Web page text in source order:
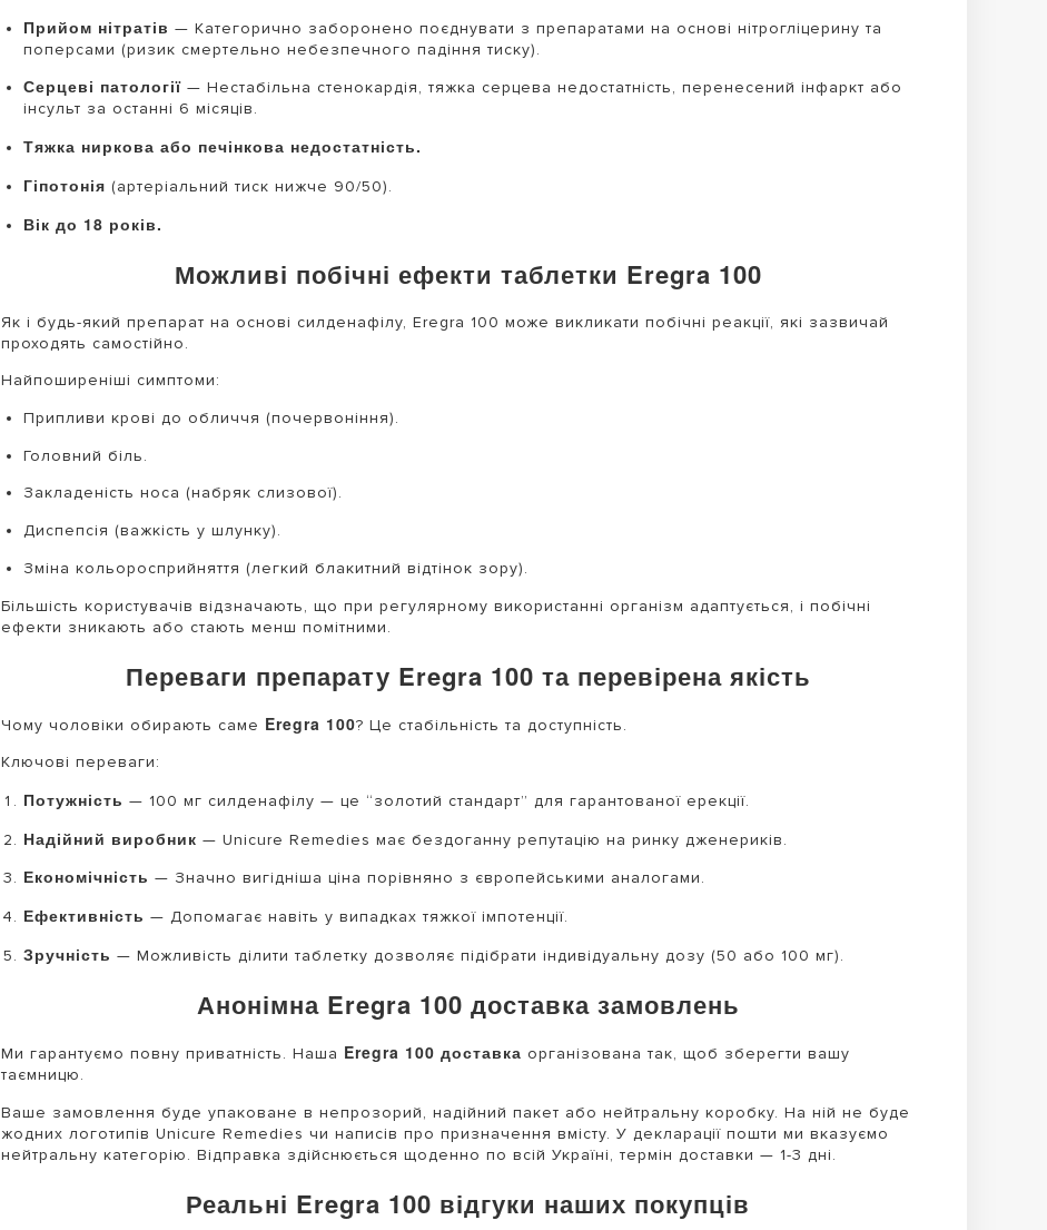
Прийом нітратів — Категорично заборонено поєднувати з препаратами на основі нітрогліцерину та
поперсами (ризик смертельно небезпечного падіння тиску).
Серцеві патології — Нестабільна стенокардія, тяжка серцева недостатність, перенесений інфаркт або
інсульт за останні 6 місяців.
Тяжка ниркова або печінкова недостатність.
Гіпотонія (артеріальний тиск нижче 90/50).
Вік до 18 років.
Можливі побічні ефекти таблетки Eregra 100
Як і будь-який препарат на основі силденафілу, Eregra 100 може викликати побічні реакції, які зазвичай
проходять самостійно.
Найпоширеніші симптоми:
Припливи крові до обличчя (почервоніння).
Головний біль.
Закладеність носа (набряк слизової).
Диспепсія (важкість у шлунку).
Зміна кольоросприйняття (легкий блакитний відтінок зору).
Більшість користувачів відзначають, що при регулярному використанні організм адаптується, і побічні
ефекти зникають або стають менш помітними.
Переваги препарату Eregra 100 та перевірена якість
Чому чоловіки обирають саме Eregra 100? Це стабільність та доступність.
Ключові переваги:
Потужність — 100 мг силденафілу — це “золотий стандарт” для гарантованої ерекції.
Надійний виробник — Unicure Remedies має бездоганну репутацію на ринку дженериків.
Економічність — Значно вигідніша ціна порівняно з європейськими аналогами.
Ефективність — Допомагає навіть у випадках тяжкої імпотенції.
Зручність — Можливість ділити таблетку дозволяє підібрати індивідуальну дозу (50 або 100 мг).
Анонімна Eregra 100 доставка замовлень
Ми гарантуємо повну приватність. Наша Eregra 100 доставка організована так, щоб зберегти вашу
таємницю.
Ваше замовлення буде упаковане в непрозорий, надійний пакет або нейтральну коробку. На ній не буде
жодних логотипів Unicure Remedies чи написів про призначення вмісту. У декларації пошти ми вказуємо
нейтральну категорію. Відправка здійснюється щоденно по всій Україні, термін доставки — 1-3 дні.
Реальні Eregra 100 відгуки наших покупців